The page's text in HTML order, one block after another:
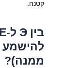
קטנה.
להישמע
ממנה)?